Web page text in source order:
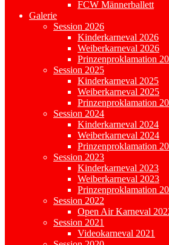
FCW Männerballett
Galerie
Session 2026
Kinderkarneval 2026
Weiberkarneval 2026
Prinzenproklamation
Session 2025
Kinderkarneval 2025
Weiberkarneval 2025
Prinzenproklamation
Session 2024
Kinderkarneval 2024
Weiberkarneval 2024
Prinzenproklamation
Session 2023
Kinderkarneval 2023
Weiberkarneval 2023
Prinzenproklamation
Session 2022
Open Air Karneval
Session 2021
Videokarneval 2021